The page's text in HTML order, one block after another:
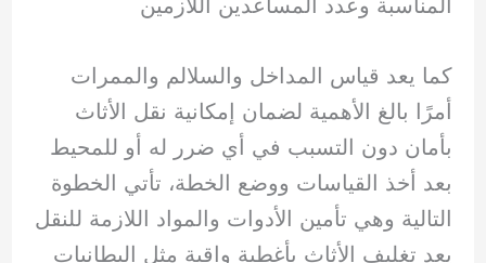
المناسبة وعدد المساعدين اللازمين
كما يعد قياس المداخل والسلالم والممرات
أمرًا بالغ الأهمية لضمان إمكانية نقل الأثاث
بأمان دون التسبب في أي ضرر له أو للمحيط
بعد أخذ القياسات ووضع الخطة، تأتي الخطوة
التالية وهي تأمين الأدوات والمواد اللازمة للنقل
يعد تغليف الأثاث بأغطية واقية مثل البطانيات